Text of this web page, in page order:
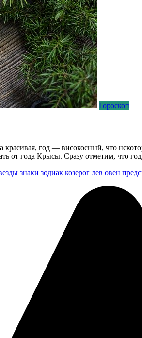
Гороскоп
год — високосный, что
от года Крысы. Сразу отметим, что
знаки зодиак козерог лев овен